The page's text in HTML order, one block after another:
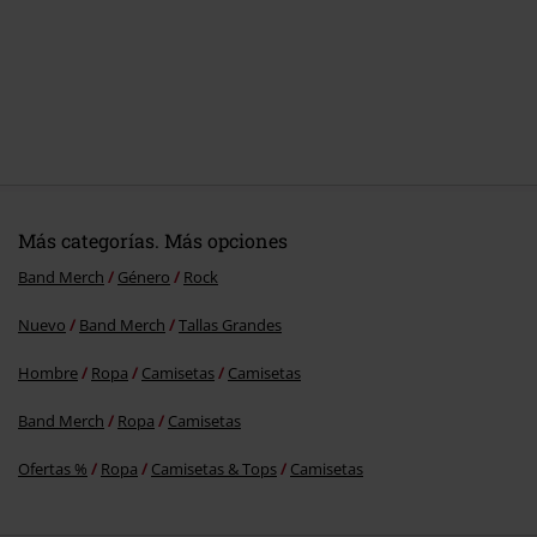
Más categorías. Más opciones
Band Merch Género Rock
Nuevo Band Merch Tallas Grandes
Hombre Ropa Camisetas Camisetas
Band Merch Ropa Camisetas
Ofertas % Ropa Camisetas & Tops Camisetas